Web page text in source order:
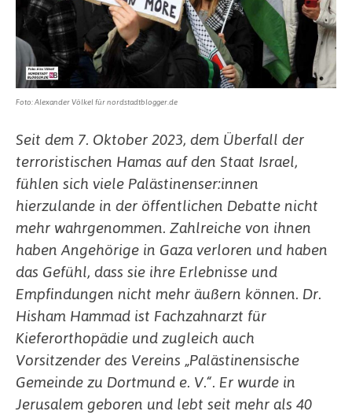
Foto: Alexander Völkel für nordstadtblogger.de
Seit dem 7. Oktober 2023, dem Überfall der
terroristischen Hamas auf den Staat Israel,
fühlen sich viele Palästinenser:innen
hierzulande in der öffentlichen Debatte nicht
mehr wahrgenommen. Zahlreiche von ihnen
haben Angehörige in Gaza verloren und haben
das Gefühl, dass sie ihre Erlebnisse und
Empfindungen nicht mehr äußern können. Dr.
Hisham Hammad ist Fachzahnarzt für
Kieferorthopädie und zugleich auch
Vorsitzender des Vereins „Palästinensische
Gemeinde zu Dortmund e. V.“. Er wurde in
Jerusalem geboren und lebt seit mehr als 40